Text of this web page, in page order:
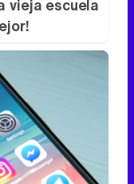
vieja escuela